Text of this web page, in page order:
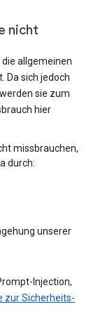
nicht
allgemeinen
Da sich jedoch
sie zum
hier
missbrauchen,
durch:
unserer
Injection,
zur Sicherheits-